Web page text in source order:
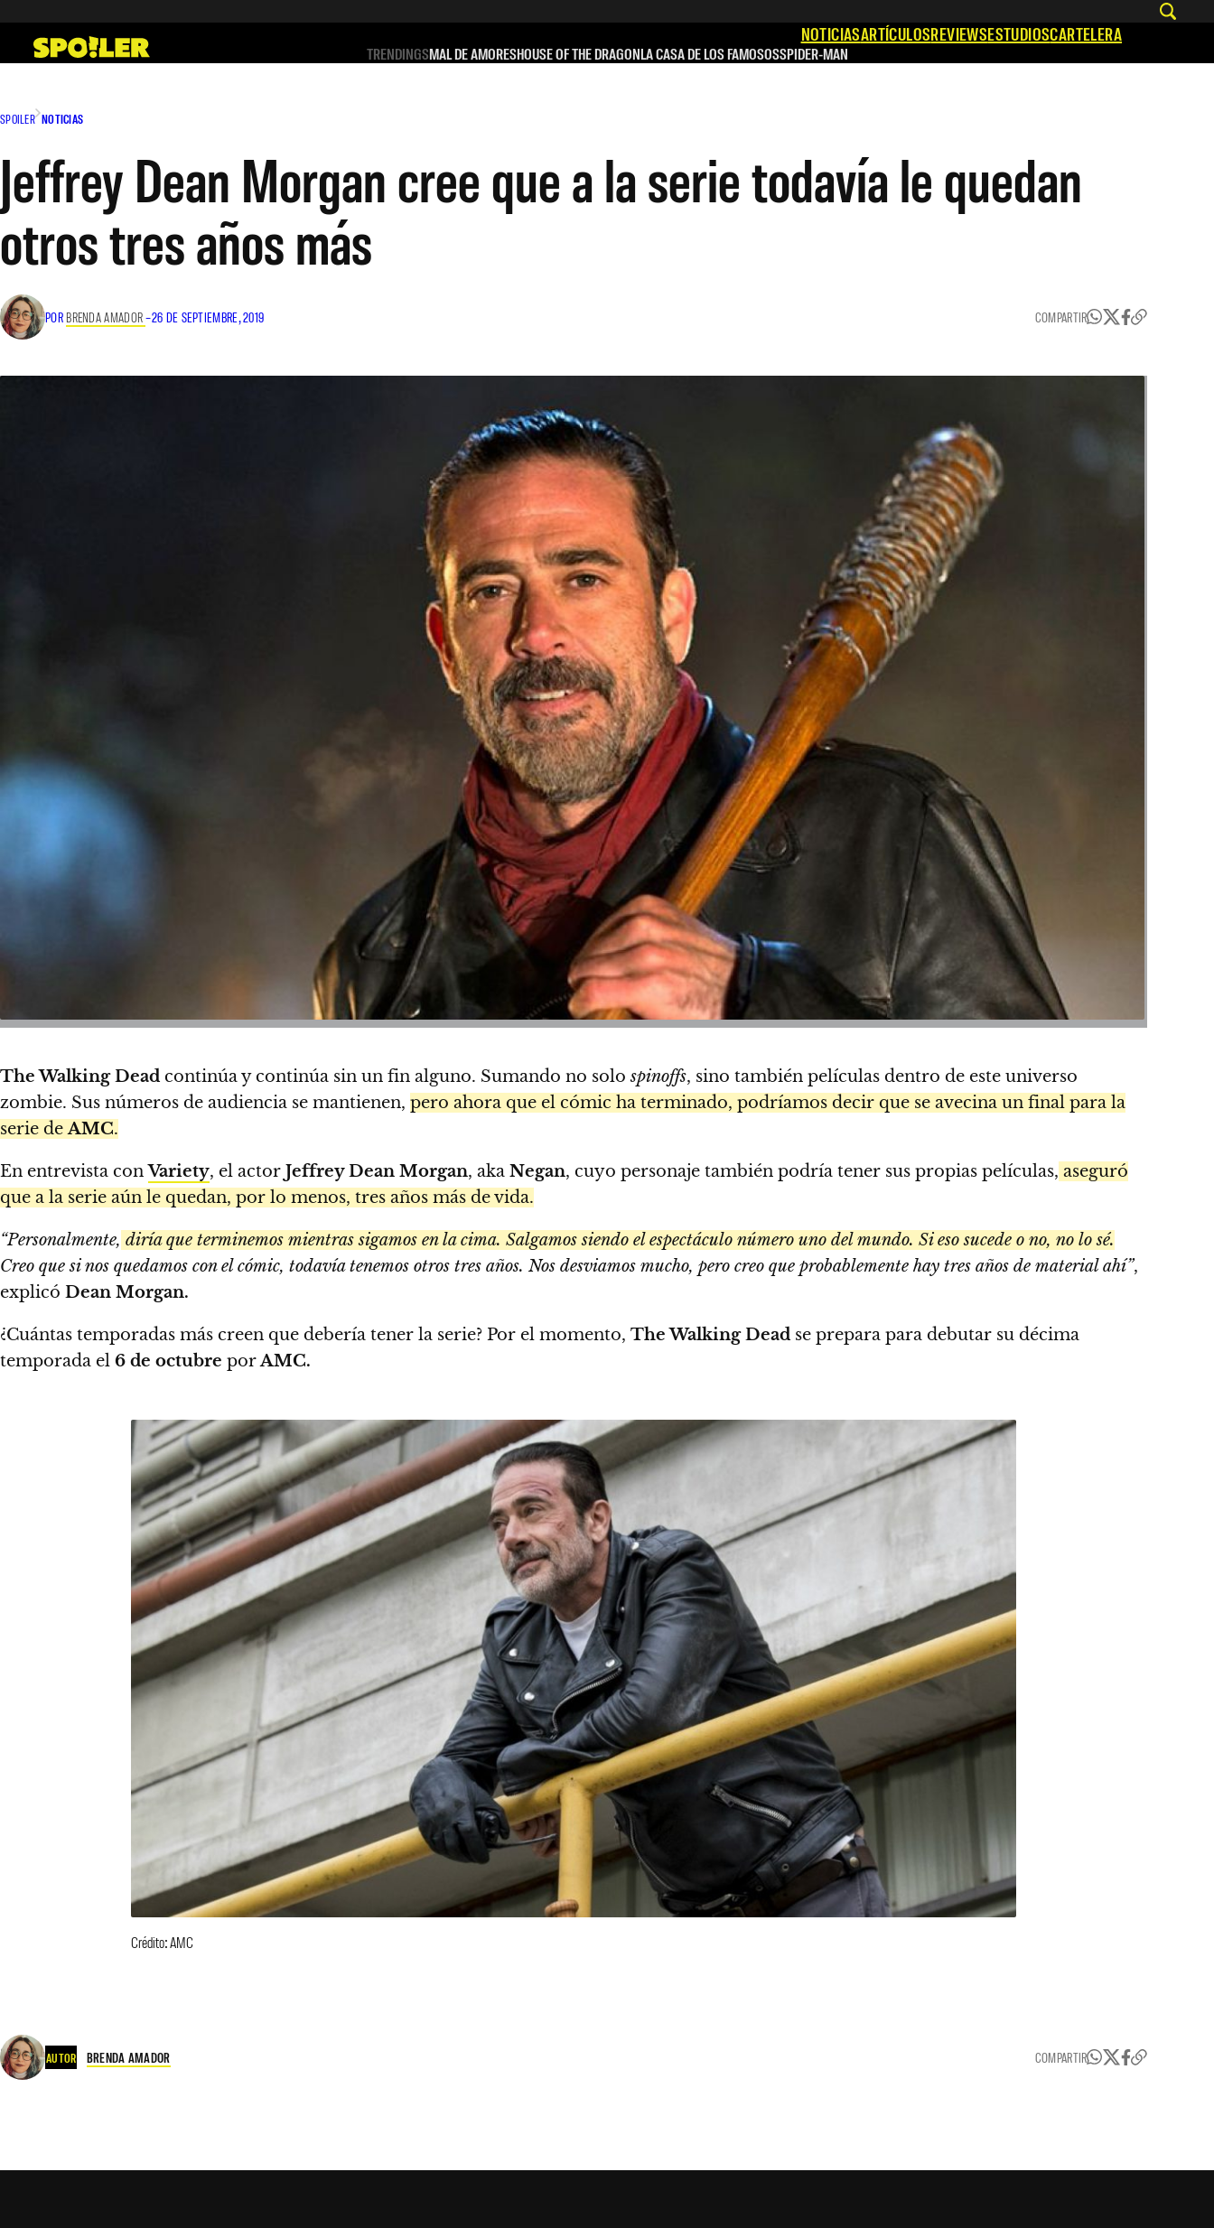
contenido
NOTICIASARTÍCULOSREVIEWSESTUDIOSCARTELERA
TRENDINGSMAL DE AMORESHOUSE OF THE DRAGONLA CASA DE LOS FAMOSOSSPIDER-MAN
SPOILER NOTICIAS
Jeffrey Dean Morgan cree que a la serie todavía le quedan
otros tres años más
POR BRENDA AMADOR–26 DE SEPTIEMBRE, 2019 COMPARTIR
The Walking Dead continúa y continúa sin un fin alguno. Sumando no solospinoffs, sino también películas dentro de este universo
zombie. Sus números de audiencia se mantienen, pero ahora que el cómic ha terminado, podríamos decir que se avecina un final para la
serie deAMC.
En entrevista conVariety, el actor Jeffrey Dean Morgan, aka Negan, cuyo personaje también podría tener sus propias películas, aseguró
que a la serie aún le quedan, por lo menos, tres años más de vida.
“Personalmente, diría que terminemos mientras sigamos en la cima. Salgamos siendo el espectáculo número uno del mundo. Si eso sucede o no, no lo sé.
Creo que si nos quedamos con el cómic, todavía tenemos otros tres años. Nos desviamos mucho, pero creo que probablemente hay tres años de material ahí”,
explicó Dean Morgan.
¿Cuántas temporadas más creen que debería tener la serie? Por el momento, The Walking Dead se prepara para debutar su décima
temporada el 6 de octubre porAMC.
Crédito: AMC
AUTOR BRENDA AMADOR COMPARTIR